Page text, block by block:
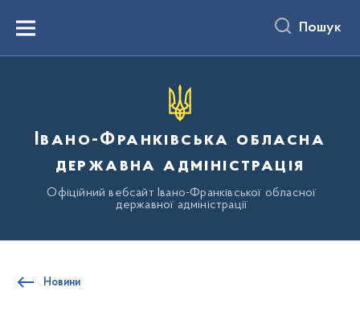
вмістуMenu Пошук
Івано-Франківська обласна
державна адміністрація
Офіційний вебсайт Івано-Франківської обласної
державної адміністрації
Новини